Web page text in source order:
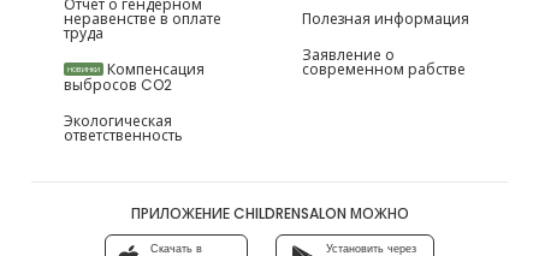
неравенстве в оплате
труда
НОВИНКИ Компенсация
выбросов CO2
Экологическая
ответственность
Полезная информация
Заявление о
современном рабстве
ПРИЛОЖЕНИЕ CHILDRENSALON МОЖНО
Скачать в Установить через